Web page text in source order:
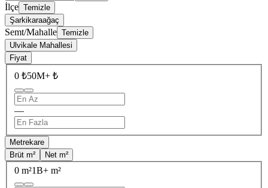
İlçe Temizle
Şarkikaraağaç
Semt/Mahalle Temizle
Ulvikale Mahallesi
Fiyat
0 ₺50M+ ₺
—
Metrekare
Brüt m²
Net m²
0 m²1B+ m²